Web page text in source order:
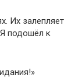
Их залепляет
подошёл к